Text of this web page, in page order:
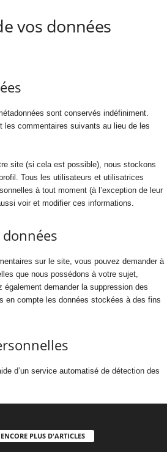
vos données
sont conservés indéfiniment.
les commentaires suivants au lieu de les
site (si cela est possible), nous stockons
Tous les utilisateurs et utilisatrices
à tout moment (à l’exception de leur
voir et modifier ces informations.
sur le site, vous pouvez demander à
que nous possédons à votre sujet,
demander la suppression des
en compte les données stockées à des fins
d’un service automatisé de détection des
ENCORE PLUS D'ARTICLES